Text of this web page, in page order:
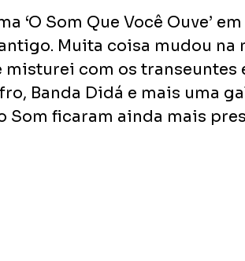
‘O Som Que Você Ouve’
Muita coisa mudou na
misturei com os transeuntes
Banda Didá e mais uma
Som ficaram ainda mais